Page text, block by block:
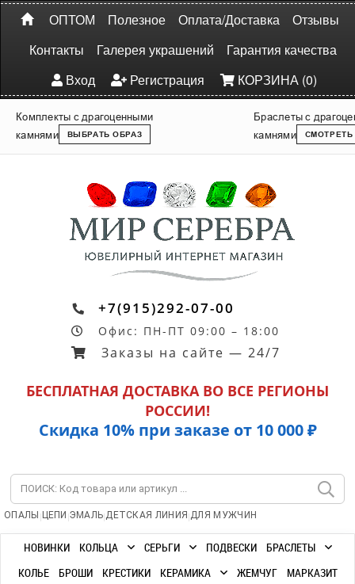
ОПТОМ Полезное Оплата/Доставка
Отзывы
Контакты
Галерея украшений
Гарантия качества
Вход
Регистрация КОРЗИНА (0)
Комплекты с драгоценными
камнями
ВЫБРАТЬ ОБРАЗ
Браслеты с
камнями
СМОТРЕТЬ
+7(915)292-07-00
Офис: ПН-ПТ 09:00 – 18:00
Заказы на сайте — 24/7
БЕСПЛАТНАЯ ДОСТАВКА ВО ВСЕ РЕГИОНЫ
РОССИИ!
Скидка 10% при заказе от 10 000 ₽
ОПАЛЫ | ЦЕПИ |ЭМАЛЬ|ДЕТСКАЯ ЛИНИЯ |ДЛЯ МУЖЧИН
НОВИНКИ КОЛЬЦА СЕРЬГИ ПОДВЕСКИ
БРАСЛЕТЫ
КОЛЬЕ
БРОШИ КРЕСТИКИ КЕРАМИКА ЖЕМЧУГ
МАРКАЗИТ